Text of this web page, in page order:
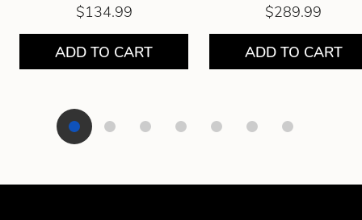
$134.99
ADD TO CART
$289.99
ADD TO CART